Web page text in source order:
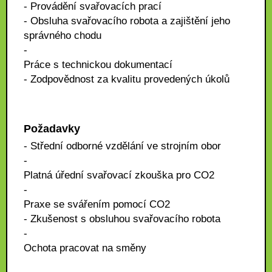
- Provádění svařovacích prací
- Obsluha svařovacího robota a zajištění jeho
správného chodu
-
Práce s technickou dokumentací
- Zodpovědnost za kvalitu provedených úkolů
Požadavky
- Střední odborné vzdělání ve strojním obor
-
Platná úřední svařovací zkouška pro CO2
-
Praxe se svářením pomocí CO2
- Zkušenost s obsluhou svařovacího robota
-
Ochota pracovat na směny